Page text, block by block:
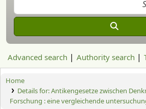
Advanced search Authority search
Home
Details for:Antikengesetze zwischen
Forschung : eine vergleichende